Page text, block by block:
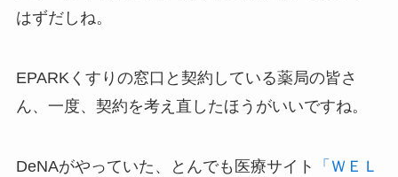
はずだしね。
EPARKくすりの窓口と契約している薬局の皆さ
ん、一度、契約を考え直したほうがいいですね。
DeNAがやっていた、とんでも医療サイト
「ＷＥＬ